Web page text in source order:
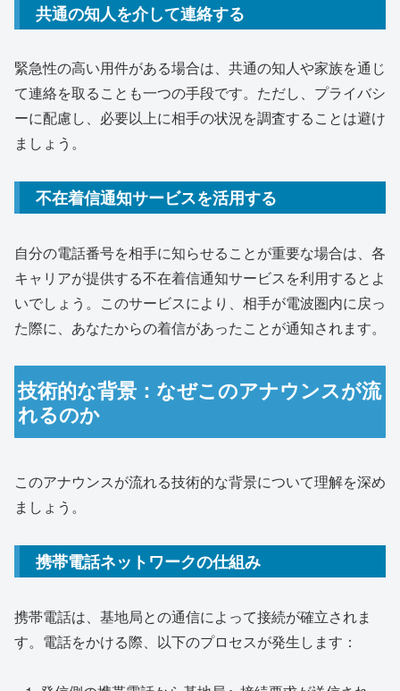
共通の知人を介して連絡する
緊急性の高い用件がある場合は、共通の知人や家族を通じ
て連絡を取ることも一つの手段です。ただし、プライバシ
ーに配慮し、必要以上に相手の状況を調査することは避け
ましょう。
不在着信通知サービスを活用する
自分の電話番号を相手に知らせることが重要な場合は、各
キャリアが提供する不在着信通知サービスを利用するとよ
いでしょう。このサービスにより、相手が電波圏内に戻っ
た際に、あなたからの着信があったことが通知されます。
技術的な背景：なぜこのアナウンスが流
れるのか
このアナウンスが流れる技術的な背景について理解を深め
ましょう。
携帯電話ネットワークの仕組み
携帯電話は、基地局との通信によって接続が確立されま
す。電話をかける際、以下のプロセスが発生します：